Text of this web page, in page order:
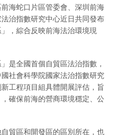
海蛇口片區管委會、深圳前海
治指數研究中心近日共同發布
，綜合反映前海法治環境現
是全國首個自貿區法治指數，
社會科學院國家法治指數研究
工程項目組具體開展評估，旨
確保前海的營商環境穩定、公
貿區和開發區的區別所在，也